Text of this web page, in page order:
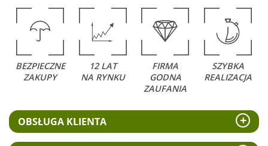
BEZPIECZNE
ZAKUPY
12 LAT
NA RYNKU
FIRMA
GODNA
ZAUFANIA
SZYBKA
REALIZACJA
OBSŁUGA KLIENTA